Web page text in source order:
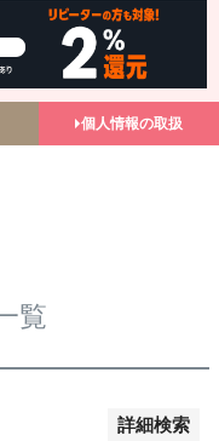
個人情報の取扱
覧
詳細検索